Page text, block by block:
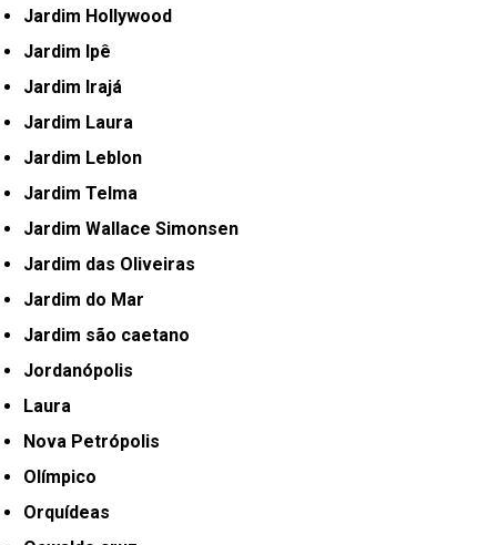
Jardim Hollywood
Jardim Ipê
Jardim Irajá
Jardim Laura
Jardim Leblon
Jardim Telma
Jardim Wallace Simonsen
Jardim das Oliveiras
Jardim do Mar
Jardim são caetano
Jordanópolis
Laura
Nova Petrópolis
Olímpico
Orquídeas